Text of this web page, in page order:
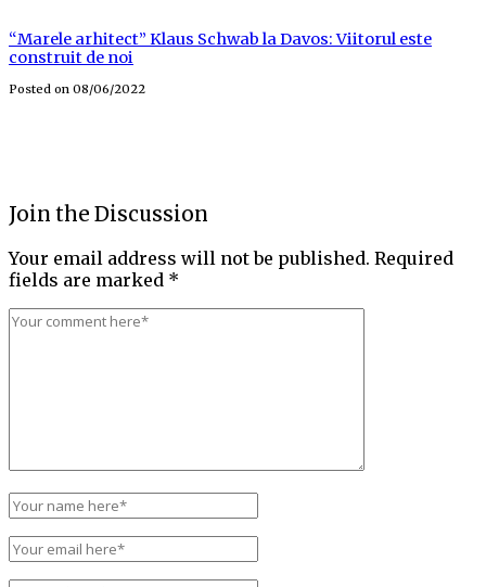
“Marele arhitect” Klaus Schwab la Davos: Viitorul este
construit de noi
Posted on 08/06/2022
Join the Discussion
Your email address will not be published. Required
fields are marked *